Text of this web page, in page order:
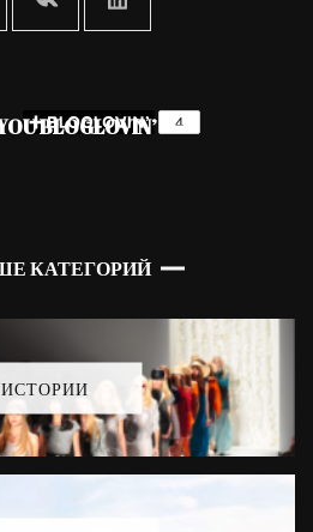
BLOGLOVIN’
КАТЕГОРИЙ
ИСТОРИИ